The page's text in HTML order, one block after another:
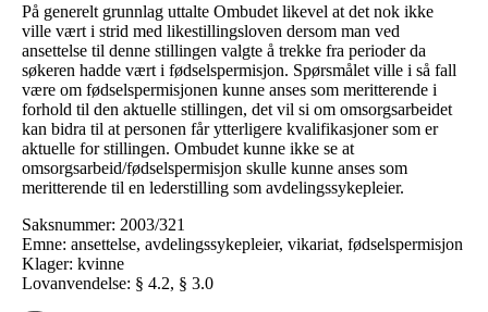
På generelt grunnlag uttalte Ombudet likevel at det nok ikke
ville vært i strid med likestillingsloven dersom man ved
ansettelse til denne stillingen valgte å trekke fra perioder da
søkeren hadde vært i fødselspermisjon. Spørsmålet ville i så fall
være om fødselspermisjonen kunne anses som meritterende i
forhold til den aktuelle stillingen, det vil si om omsorgsarbeidet
kan bidra til at personen får ytterligere kvalifikasjoner som er
aktuelle for stillingen. Ombudet kunne ikke se at
omsorgsarbeid/fødselspermisjon skulle kunne anses som
meritterende til en lederstilling som avdelingssykepleier.
Saksnummer: 2003/321
Emne: ansettelse, avdelingssykepleier, vikariat, fødselspermisjon
Klager: kvinne
Lovanvendelse: § 4.2, § 3.0